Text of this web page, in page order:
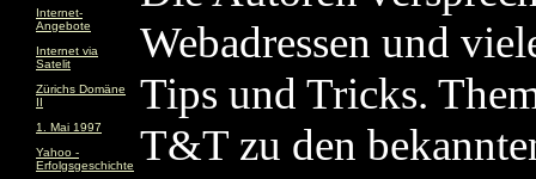
Internet-
Angebote
Internet via
Satelit
Zürichs Domäne
II
1. Mai 1997
Yahoo -
Erfolgsgeschichte
Webadressen und
Tips und Tricks.
T&T zu den